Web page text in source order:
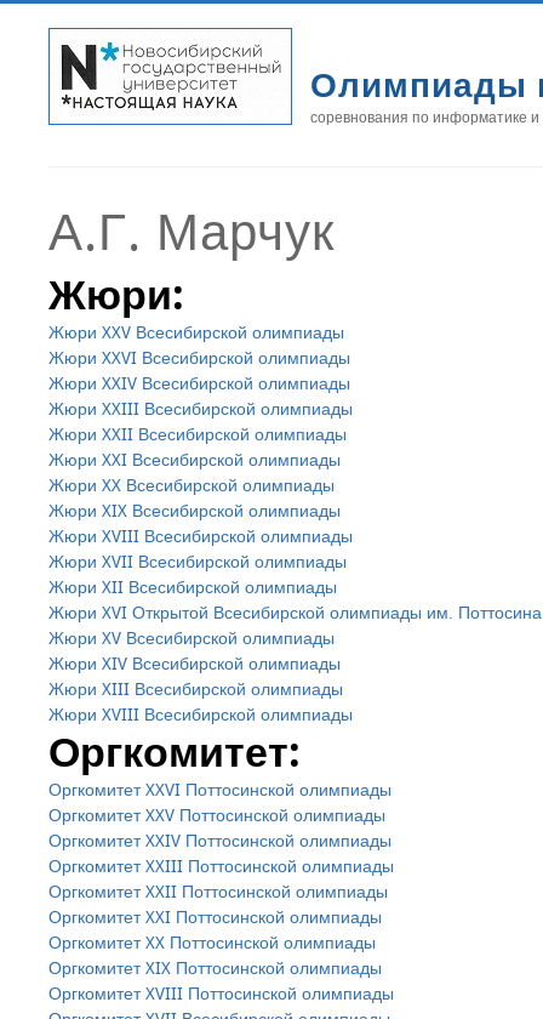
Олимпиады
соревнования по информатике
А.Г. Марчук
Жюри:
Жюри XXV Всесибирской олимпиады
Жюри XXVI Всесибирской олимпиады
Жюри XXIV Всесибирской олимпиады
Жюри XXIII Всесибирской олимпиады
Жюри XXII Всесибирской олимпиады
Жюри XXI Всесибирской олимпиады
Жюри XX Всесибирской олимпиады
Жюри XIX Всесибирской олимпиады
Жюри XVIII Всесибирской олимпиады
Жюри XVII Всесибирской олимпиады
Жюри XII Всесибирской олимпиады
Жюри XVI Открытой Всесибирской олимпиады им. Поттосина
Жюри XV Всесибирской олимпиады
Жюри XIV Всесибирской олимпиады
Жюри XIII Всесибирской олимпиады
Жюри XVIII Всесибирской олимпиады
Оргкомитет:
Оргкомитет XXVI Поттосинской олимпиады
Оргкомитет XXV Поттосинской олимпиады
Оргкомитет XXIV Поттосинской олимпиады
Оргкомитет XXIII Поттосинской олимпиады
Оргкомитет XXII Поттосинской олимпиады
Оргкомитет XXI Поттосинской олимпиады
Оргкомитет XX Поттосинской олимпиады
Оргкомитет XIX Поттосинской олимпиады
Оргкомитет XVIII Поттосинской олимпиады